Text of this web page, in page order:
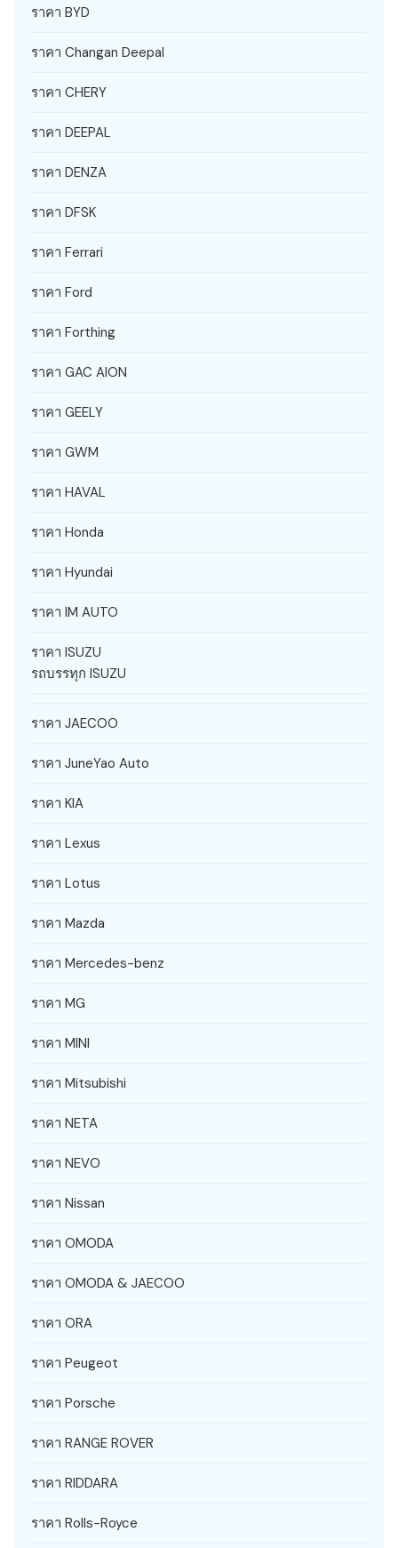
ราคา BYD
ราคา Changan Deepal
ราคา CHERY
ราคา DEEPAL
ราคา DENZA
ราคา DFSK
ราคา Ferrari
ราคา Ford
ราคา Forthing
ราคา GAC AION
ราคา GEELY
ราคา GWM
ราคา HAVAL
ราคา Honda
ราคา Hyundai
ราคา IM AUTO
ราคา ISUZU
รถบรรทุก ISUZU
ราคา JAECOO
ราคา JuneYao Auto
ราคา KIA
ราคา Lexus
ราคา Lotus
ราคา Mazda
ราคา Mercedes-benz
ราคา MG
ราคา MINI
ราคา Mitsubishi
ราคา NETA
ราคา NEVO
ราคา Nissan
ราคา OMODA
ราคา OMODA & JAECOO
ราคา ORA
ราคา Peugeot
ราคา Porsche
ราคา RANGE ROVER
ราคา RIDDARA
ราคา Rolls-Royce